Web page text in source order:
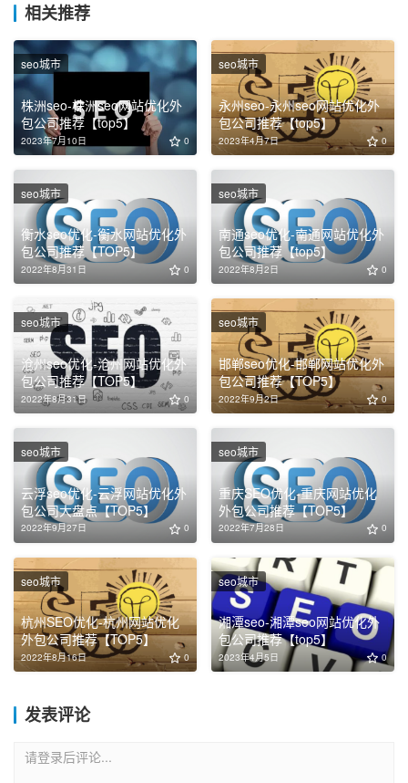
相关推荐
株洲seo-株洲seo网站优化外
包公司推荐【top5】
2023年7月10日 0
seo城市
永州seo-永州seo网站优化外
包公司推荐【top5】
2023年4月7日 0
seo城市
衡水seo优化-衡水网站优化外
包公司推荐【TOP5】
2022年8月31日 0
seo城市
南通seo优化-南通网站优化外
包公司推荐【top5】
2022年8月2日 0
seo城市
沧州seo优化-沧州网站优化外
包公司推荐【TOP5】
2022年8月31日 0
seo城市
邯郸seo优化-邯郸网站优化外
包公司推荐【TOP5】
2022年9月2日 0
seo城市
云浮seo优化-云浮网站优化外
包公司大盘点【TOP5】
2022年9月27日 0
seo城市
重庆SEO优化-重庆网站优化
外包公司推荐【TOP5】
2022年7月28日 0
seo城市
杭州SEO优化-杭州网站优化
外包公司推荐【TOP5】
2022年8月16日 0
seo城市
湘潭seo-湘潭seo网站优化外
包公司推荐【top5】
2023年4月5日 0
seo城市
发表评论
请登录后评论...